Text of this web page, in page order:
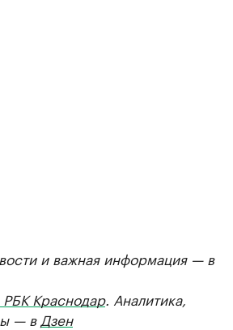
и важная информация — в
РБК Краснодар. Аналитика,
— в Дзен